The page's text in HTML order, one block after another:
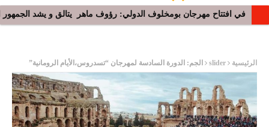
في افتتاح مهرجان بومخلوف الدولي: رؤوف ماهر يتالق و يشد الجمهور
“​عذِّبيني”.. جديد رامي عياش: نوستالجيّا السبعينيات تعيد رسم أبعاد
الرئيسية slider الجم: الدورة السادسة لمهرجان “تسدروس،الأيام الرومانية”